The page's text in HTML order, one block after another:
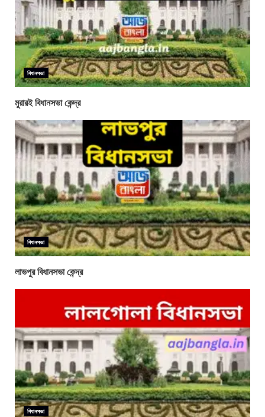
বিধানসভা
মুরারই বিধানসভা কেন্দ্র
বিধানসভা
লাভপুর বিধানসভা কেন্দ্র
বিধানসভা